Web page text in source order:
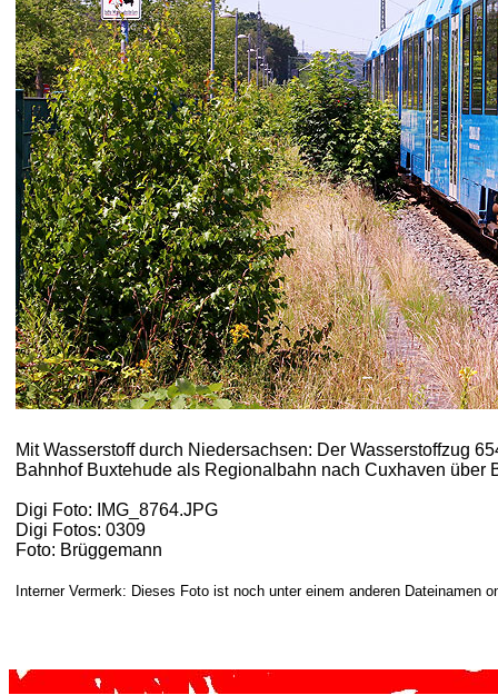
Mit Wasserstoff durch Niedersachsen: Der Wasserstoffzug
Bahnhof Buxtehude als Regionalbahn nach Cuxhaven über
Digi Foto: IMG_8764.JPG
Digi Fotos: 0309
Foto: Brüggemann
Interner Vermerk: Dieses Foto ist noch unter einem anderen Dateinamen